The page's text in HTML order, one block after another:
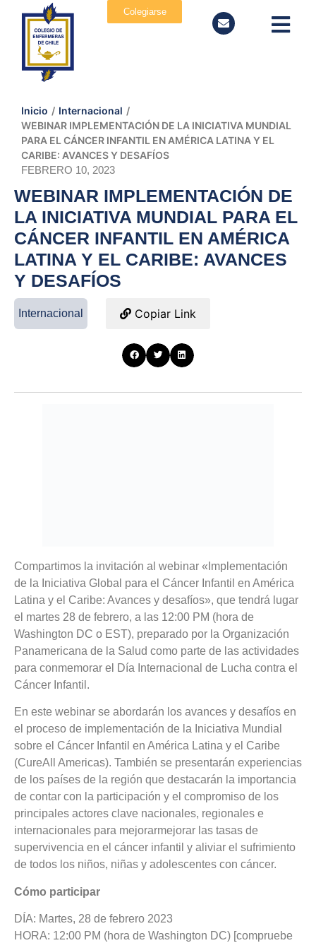
Colegiarse
Inicio / Internacional /
WEBINAR IMPLEMENTACIÓN DE LA INICIATIVA MUNDIAL
PARA EL CÁNCER INFANTIL EN AMÉRICA LATINA Y EL
CARIBE: AVANCES Y DESAFÍOS
FEBRERO 10, 2023
WEBINAR IMPLEMENTACIÓN DE
LA INICIATIVA MUNDIAL PARA EL
CÁNCER INFANTIL EN AMÉRICA
LATINA Y EL CARIBE: AVANCES
Y DESAFÍOS
Internacional Copiar Link
Compartimos la invitación al webinar «Implementación
de la Iniciativa Global para el Cáncer Infantil en América
Latina y el Caribe: Avances y desafíos», que tendrá lugar
el martes 28 de febrero, a las 12:00 PM (hora de
Washington DC o EST), preparado por la Organización
Panamericana de la Salud como parte de las actividades
para conmemorar el Día Internacional de Lucha contra el
Cáncer Infantil.
En este webinar se abordarán los avances y desafíos en
el proceso de implementación de la Iniciativa Mundial
sobre el Cáncer Infantil en América Latina y el Caribe
(CureAll Americas). También se presentarán experiencias
de los países de la región que destacarán la importancia
de contar con la participación y el compromiso de los
principales actores clave nacionales, regionales e
internacionales para mejorarmejorar las tasas de
supervivencia en el cáncer infantil y aliviar el sufrimiento
de todos los niños, niñas y adolescentes con cáncer.
Cómo participar
DÍA: Martes, 28 de febrero 2023
HORA: 12:00 PM (hora de Washington DC) [compruebe